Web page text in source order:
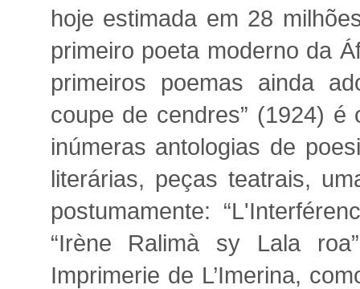
hoje estimada em 28
primeiro poeta moderno da
primeiros poemas ainda
coupe de cendres” (1924)
inúmeras antologias de
literárias, peças teatrais,
postumamente:
“Irène Ralimà sy Lala
Imprimerie de L’Imerina,